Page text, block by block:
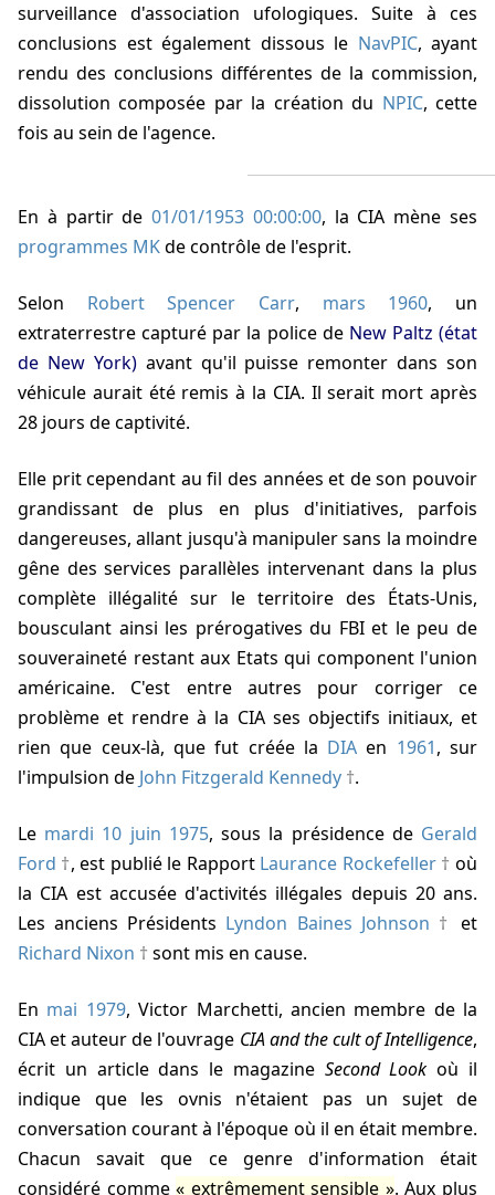
surveillance d'association ufologiques. Suite à ces
conclusions est également dissous le NavPIC, ayant
rendu des conclusions différentes de la commission,
dissolution composée par la création du NPIC, cette
fois au sein de l'agence.
En à partir de01/01/1953 00:00:00, la CIA mène ses
programmes MKde contrôle de l'esprit.
Selon Robert Spencer Carr, mars 1960, un
extraterrestre capturé par la police de New Paltz (état
de New York)avant qu'il puisse remonter dans son
véhicule aurait été remis à la CIA. Il serait mort après
28 jours de captivité.
Elle prit cependant au fil des années et de son pouvoir
grandissant de plus en plus d'initiatives, parfois
dangereuses, allant jusqu'à manipuler sans la moindre
gêne des services parallèles intervenant dans la plus
complète illégalité sur le territoire des États-Unis,
bousculant ainsi les prérogatives du FBI et le peu de
souveraineté restant aux Etats qui component l'union
américaine. C'est entre autres pour corriger ce
problème et rendre à la CIA ses objectifs initiaux, et
rien que ceux-là, que fut créée la DIA en 1961, sur
l'impulsion de John Fitzgerald Kennedy .
Le mardi 10 juin 1975, sous la présidence de Gerald
Ford
, est publié le Rapport Laurance Rockefeller
où
la CIA est accusée d'activités illégales depuis 20 ans.
Les anciens Présidents Lyndon Baines Johnson
et
Richard Nixon
sont mis en cause.
En mai 1979,Victor Marchetti, ancien membre de la
CIA et auteur de l'ouvrage CIA and the cult of Intelligence,
écrit un article dans le magazine Second Lookoù il
indique que les ovnis n'étaient pas un sujet de
conversation courant à l'époque où il en était membre.
Chacun savait que ce genre d'information était
considéré comme
extrêmement sensible
. Aux plus